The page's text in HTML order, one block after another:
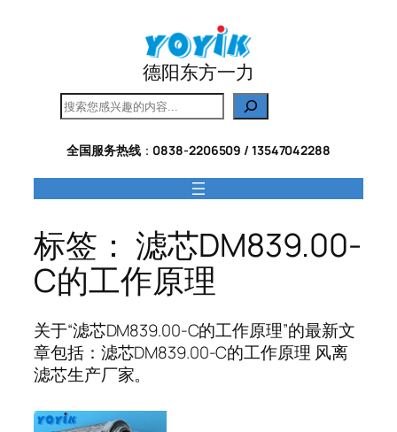
德阳东方一力
搜
索
全国服务热线： 0838-2206509 / 13547042288
标签： 滤芯DM839.00-
C的工作原理
关于“滤芯DM839.00-C的工作原理”的最新文
章包括：滤芯DM839.00-C的工作原理 风离
滤芯生产厂家。